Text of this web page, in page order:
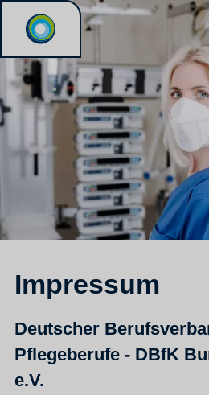
Impressum
Deutscher
Pflegeberufe - DBfK
e.V.